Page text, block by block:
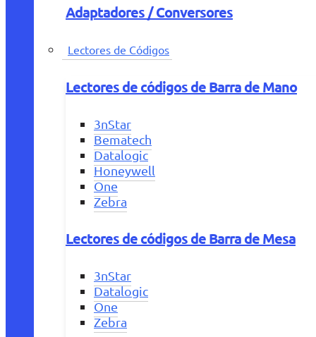
Adaptadores / Conversores
Lectores de Códigos
Lectores de códigos de Barra de Mano
3nStar
Bematech
Datalogic
Honeywell
One
Zebra
Lectores de códigos de Barra de Mesa
3nStar
Datalogic
One
Zebra